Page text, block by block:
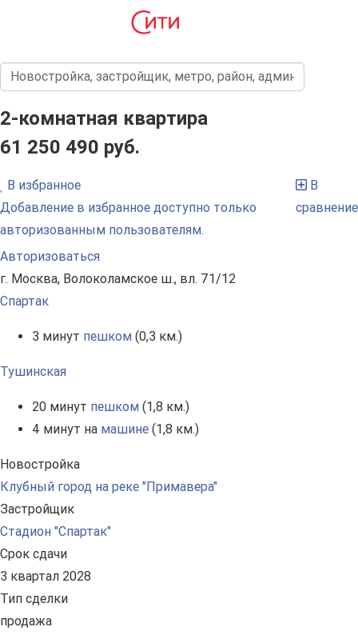
2-комнатная квартира
61 250 490 руб.
В избранное
Добавление в избранное доступно только
авторизованным пользователям.
Авторизоваться
В
сравнение
г. Москва, Волоколамское ш., вл. 71/12
Спартак
3 минут пешком (0,3 км.)
Тушинская
20 минут пешком (1,8 км.)
4 минут на машине (1,8 км.)
Новостройка
Клубный город на реке "Примавера"
Застройщик
Стадион "Спартак"
Срок сдачи
3 квартал 2028
Тип сделки
продажа